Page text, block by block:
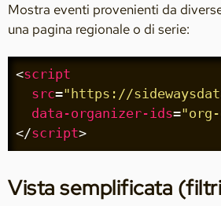
Mostra eventi provenienti da
una pagina regionale o di serie:
<script
src="https://
data-organizer-ids=
</script>
Vista semplificata